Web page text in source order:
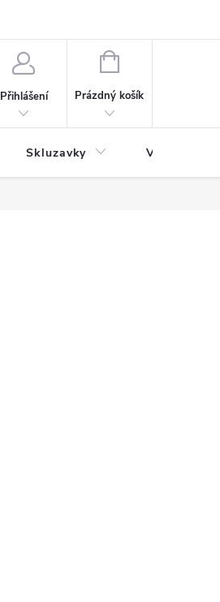
Přihlášení
NÁKUPNÍ
Prázdný košík
Skluzavky Veřejná